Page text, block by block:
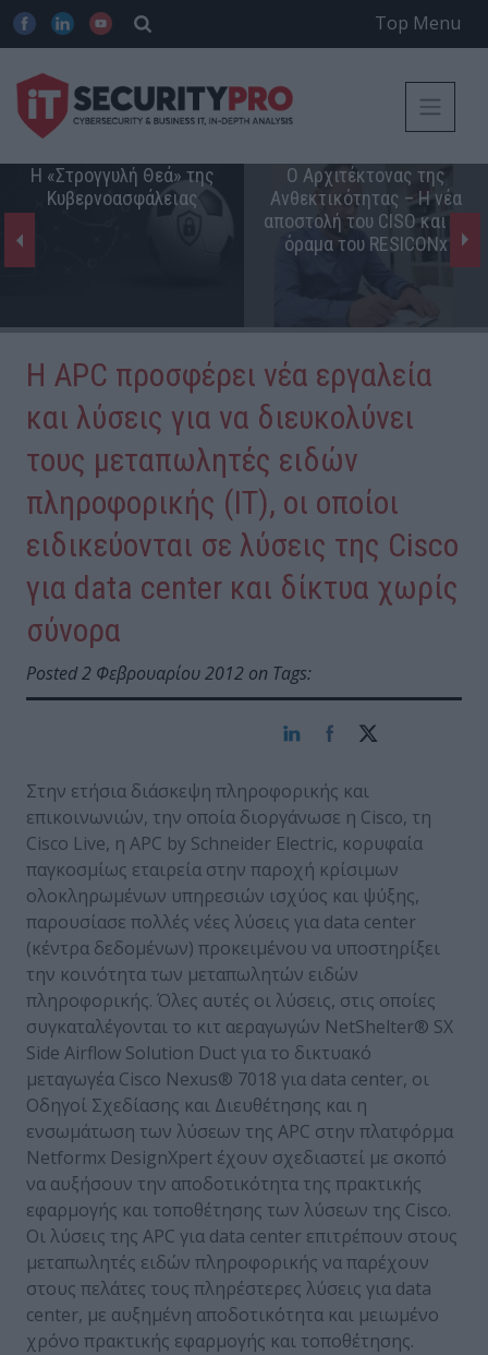
Top Menu
Η «Στρογγυλή Θεά» της
Κυβερνοασφάλειας
Ο Αρχιτέκτονας της
Ανθεκτικότητας – Η νέα
αποστολή του CISO και το
όραμα του RESICONx
Η APC προσφέρει νέα εργαλεία
και λύσεις για να διευκολύνει
τους μεταπωλητές ειδών
πληροφορικής (ΙΤ), οι οποίοι
ειδικεύονται σε λύσεις της Cisco
για data center και δίκτυα χωρίς
σύνορα
Posted 2 Φεβρουαρίου 2012 on Tags:
Στην ετήσια διάσκεψη πληροφορικής και
επικοινωνιών, την οποία διοργάνωσε η Cisco, τη
Cisco Live, η APC by Schneider Electric, κορυφαία
παγκοσμίως εταιρεία στην παροχή κρίσιμων
ολοκληρωμένων υπηρεσιών ισχύος και ψύξης,
παρουσίασε πολλές νέες λύσεις για data center
(κέντρα δεδομένων) προκειμένου να υποστηρίξει
την κοινότητα των μεταπωλητών ειδών
πληροφορικής. Όλες αυτές οι λύσεις, στις οποίες
συγκαταλέγονται το κιτ αεραγωγών NetShelter® SX
Side Airflow Solution Duct για το δικτυακό
μεταγωγέα Cisco Nexus® 7018 για data center, οι
Οδηγοί Σχεδίασης και Διευθέτησης και η
ενσωμάτωση των λύσεων της APC στην πλατφόρμα
Netformx DesignXpert έχουν σχεδιαστεί με σκοπό
να αυξήσουν την αποδοτικότητα της πρακτικής
εφαρμογής και τοποθέτησης των λύσεων της Cisco.
Οι λύσεις της APC για data center επιτρέπουν στους
μεταπωλητές ειδών πληροφορικής να παρέχουν
στους πελάτες τους πληρέστερες λύσεις για data
center, με αυξημένη αποδοτικότητα και μειωμένο
χρόνο πρακτικής εφαρμογής και τοποθέτησης.